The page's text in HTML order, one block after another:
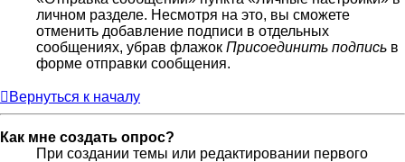
личном разделе. Несмотря на это, вы сможете
отменить добавление подписи в отдельных
сообщениях, убрав флажок Присоединить подпись в
форме отправки сообщения.
Вернуться к началу
Как мне создать опрос?
При создании темы или редактировании первого